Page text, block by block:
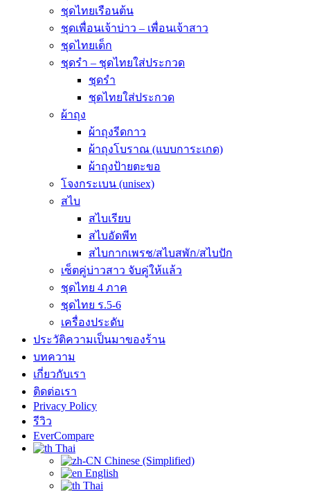
ชุดไทยเรือนต้น
ชุดเพื่อนเจ้าบ่าว – เพื่อนเจ้าสาว
ชุดไทยเด็ก
ชุดรำ – ชุดไทยใส่ประกวด
ชุดรำ
ชุดไทยใส่ประกวด
ผ้าถุง
ผ้าถุงรีดกาว
ผ้าถุงโบราณ (แบบการะเกด)
ผ้าถุงป้ายตะขอ
โจงกระเบน (unisex)
สไบ
สไบเรียบ
สไบอัดพีท
สไบกากเพรช/สไบสพัก/สไบปัก
เซ็ตคู่บ่าวสาว จับคู่ให้แล้ว
ชุดไทย 4 ภาค
ชุดไทย ร.5-6
เครื่องประดับ
ประวัติความเป็นมาของร้าน
บทความ
เกี่ยวกับเรา
ติดต่อเรา
Privacy Policy
รีวิว
EverCompare
Thai
Chinese (Simplified)
English
Thai